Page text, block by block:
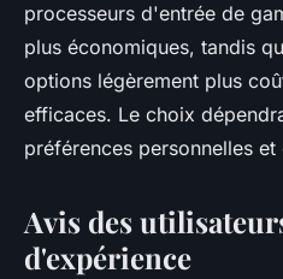
processeurs d'entrée de
plus économiques, tandis
options légèrement plus
efficaces. Le choix
préférences personnelles
Avis des
d'expérience